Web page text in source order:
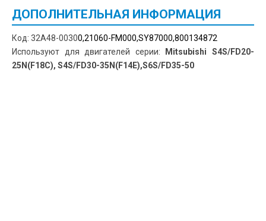
ДОПОЛНИТЕЛЬНАЯ ИНФОРМАЦИЯ
Код: 32A48-00300,21060-FM000,SY87000,800134872
Используют для двигателей серии:
Mitsubishi S4S/FD20-
25N(F18C), S4S/FD30-35N(F14E),S6S/FD35-50